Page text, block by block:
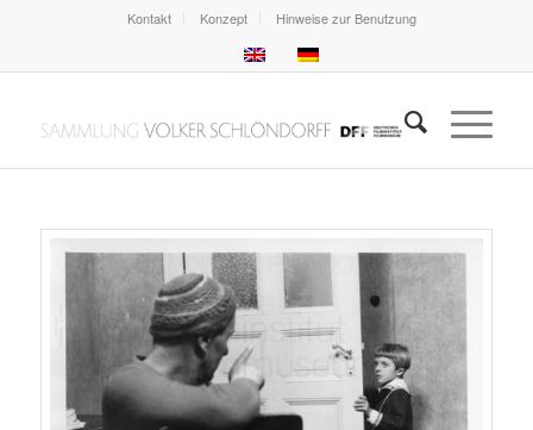
Kontakt Konzept Hinweise zur Benutzung